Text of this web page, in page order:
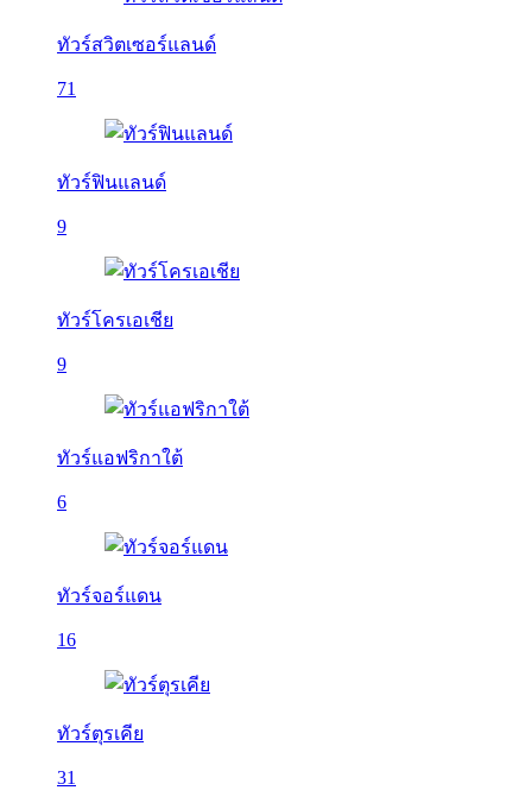
ทัวร์สวิตเซอร์แลนด์
71
ทัวร์ฟินแลนด์
9
ทัวร์โครเอเชีย
9
ทัวร์แอฟริกาใต้
6
ทัวร์จอร์แดน
16
ทัวร์ตุรเคีย
31